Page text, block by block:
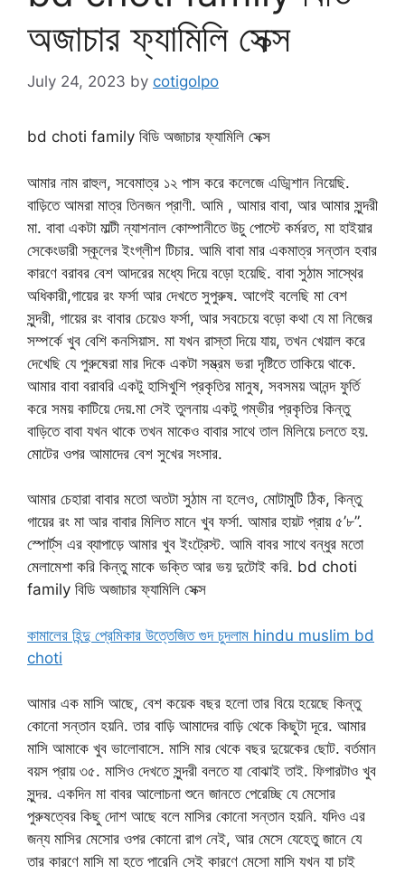
অজাচার ফ্যামিলি সেক্স
July 24, 2023 by cotigolpo
bd choti family বিডি অজাচার ফ্যামিলি সেক্স
আমার নাম রাহুল, সবেমাত্র ১২ পাস করে কলেজে এড্মিশান নিয়েছি.
বাড়িতে আমরা মাত্র তিনজন প্রাণী. আমি , আমার বাবা, আর আমার সুন্দরী
মা. বাবা একটা মাল্টী ন্যাশনাল কোম্পানীতে উচু পোস্টে কর্মরত, মা হাইয়ার
সেকেংডারী স্কূলের ইংগ্লীশ টিচার. আমি বাবা মার একমাত্র সন্তান হবার
কারণে বরাবর বেশ আদরের মধ্যে দিয়ে বড়ো হয়েছি. বাবা সুঠাম সাস্থের
অধিকারী,গায়ের রং ফর্সা আর দেখতে সুপুরুষ. আগেই বলেছি মা বেশ
সুন্দরী, গায়ের রং বাবার চেয়েও ফর্সা, আর সবচেয়ে বড়ো কথা যে মা নিজের
সম্পর্কে খুব বেশি কনসিয়াস. মা যখন রাস্তা দিয়ে যায়, তখন খেয়াল করে
দেখেছি যে পুরুষেরা মার দিকে একটা সম্ভ্রম ভরা দৃষ্টিতে তাকিয়ে থাকে.
আমার বাবা বরাবরি একটু হাসিখুশি প্রকৃতির মানুষ, সবসময় আনন্দ ফুর্তি
করে সময় কাটিয়ে দেয়.মা সেই তুলনায় একটু গম্ভীর প্রকৃতির কিন্তু
বাড়িতে বাবা যখন থাকে তখন মাকেও বাবার সাথে তাল মিলিয়ে চলতে হয়.
মোটের ওপর আমাদের বেশ সুখের সংসার.
আমার চেহারা বাবার মতো অতটা সুঠাম না হলেও, মোটামুটি ঠিক, কিন্তু
গায়ের রং মা আর বাবার মিলিত মানে খুব ফর্সা. আমার হায়ট প্রায় ৫’৮”.
স্পোর্ট্‌স এর ব্যাপাড়ে আমার খুব ইংট্রেস্ট. আমি বাবর সাথে বন্ধুর মতো
মেলামেশা করি কিন্তু মাকে ভক্তি আর ভয় দুটোই করি. bd choti
family বিডি অজাচার ফ্যামিলি সেক্স
কামালের হিন্দু প্রেমিকার উত্তেজিত গুদ চুদলাম hindu muslim bd
choti
আমার এক মাসি আছে, বেশ কয়েক বছর হলো তার বিয়ে হয়েছে কিন্তু
কোনো সন্তান হয়নি. তার বাড়ি আমাদের বাড়ি থেকে কিছুটা দূরে. আমার
মাসি আমাকে খুব ভালোবাসে. মাসি মার থেকে বছর দুয়েকের ছোট. বর্তমান
বয়স প্রায় ৩৫. মাসিও দেখতে সুন্দরী বলতে যা বোঝাই তাই. ফিগারটাও খুব
সুন্দর. একদিন মা বাবর আলোচনা শুনে জানতে পেরেচ্ছি যে মেসোর
পুরুষত্বের কিছু দোশ আছে বলে মাসির কোনো সন্তান হয়নি. যদিও এর
জন্য মাসির মেসোর ওপর কোনো রাগ নেই, আর মেসে যেহেতু জানে যে
তার কারণে মাসি মা হতে পারেনি সেই কারণে মেসো মাসি যখন যা চাই